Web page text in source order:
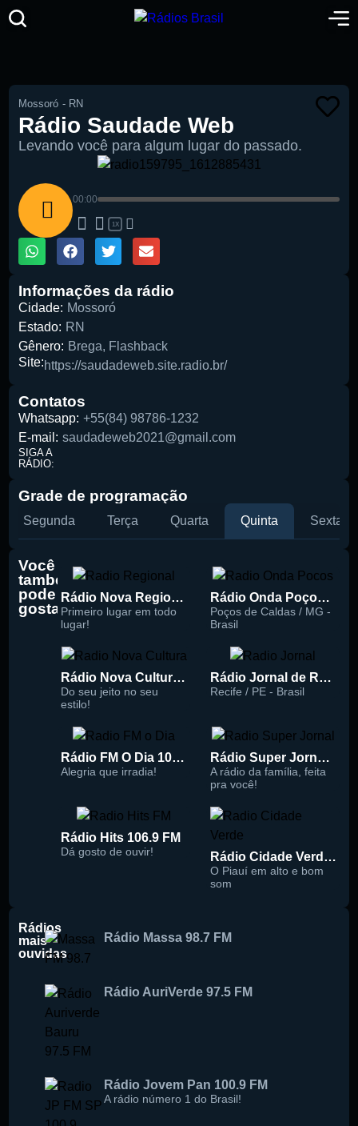
Pesquise aqui a sua rádio favorita:
Mossoró - RN
Rádio Saudade Web
Levando você para algum lugar do passado.
00:00
1X
Informações da rádio
Cidade: Mossoró
Estado: RN
Gênero: Brega, Flashback
Site:https://saudadeweb.site.radio.br/
Contatos
Whatsapp: +55(84) 98786-1232
E-mail: saudadeweb2021@gmail.com
SIGA A
RÁDIO:
Grade de programação
Segunda Terça Quarta Quinta Sexta
Você
também
pode
gostar
Rádio Nova Regional 91.5 FM
Primeiro lugar em todo
lugar!
Rádio Onda Poços 96.7 FM
Poços de Caldas / MG -
Brasil
Rádio Nova Cultura 93.1 FM
Do seu jeito no seu
estilo!
Rádio Jornal de Recife 90.3 FM
Recife / PE - Brasil
Rádio FM O Dia 100.5
Alegria que irradia!
Rádio Super Jornal 105.7 FM
A rádio da família, feita
pra você!
Rádio Hits 106.9 FM
Dá gosto de ouvir! Rádio Cidade Verde 93.5 FM
O Piauí em alto e bom
som
Rádios
mais
ouvidas
Rádio Massa 98.7 FM
Rádio AuriVerde 97.5 FM
Rádio Jovem Pan 100.9 FM
A rádio número 1 do Brasil!